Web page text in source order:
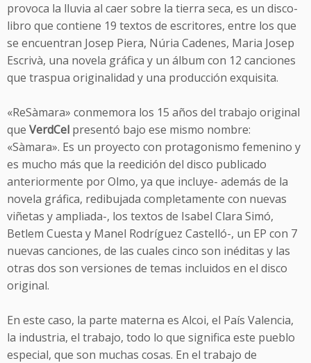
provoca la lluvia al caer sobre la tierra seca, es un disco-
libro que contiene 19 textos de escritores, entre los que
se encuentran Josep Piera, Núria Cadenes, Maria Josep
Escrivà, una novela gráfica y un álbum con 12 canciones
que traspua originalidad y una producción exquisita.
«ReSàmara» conmemora los 15 años del trabajo original
que VerdCel presentó bajo ese mismo nombre:
«Sàmara». Es un proyecto con protagonismo femenino y
es mucho más que la reedición del disco publicado
anteriormente por Olmo, ya que incluye- además de la
novela gráfica, redibujada completamente con nuevas
viñetas y ampliada-, los textos de Isabel Clara Simó,
Betlem Cuesta y Manel Rodríguez Castelló-, un EP con 7
nuevas canciones, de las cuales cinco son inéditas y las
otras dos son versiones de temas incluidos en el disco
original.
En este caso, la parte materna es Alcoi, el País Valencia,
la industria, el trabajo, todo lo que significa este pueblo
especial, que son muchas cosas. En el trabajo de